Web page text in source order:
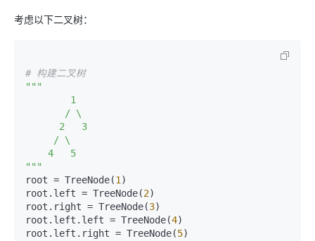
考虑以下二叉树：
# 构建二叉树
"""
"""
root = TreeNode(1 )
root.left = TreeNode(2)
root.right = TreeNode(3)
root.left.left = TreeNode(4)
root.left.right = TreeNode(5